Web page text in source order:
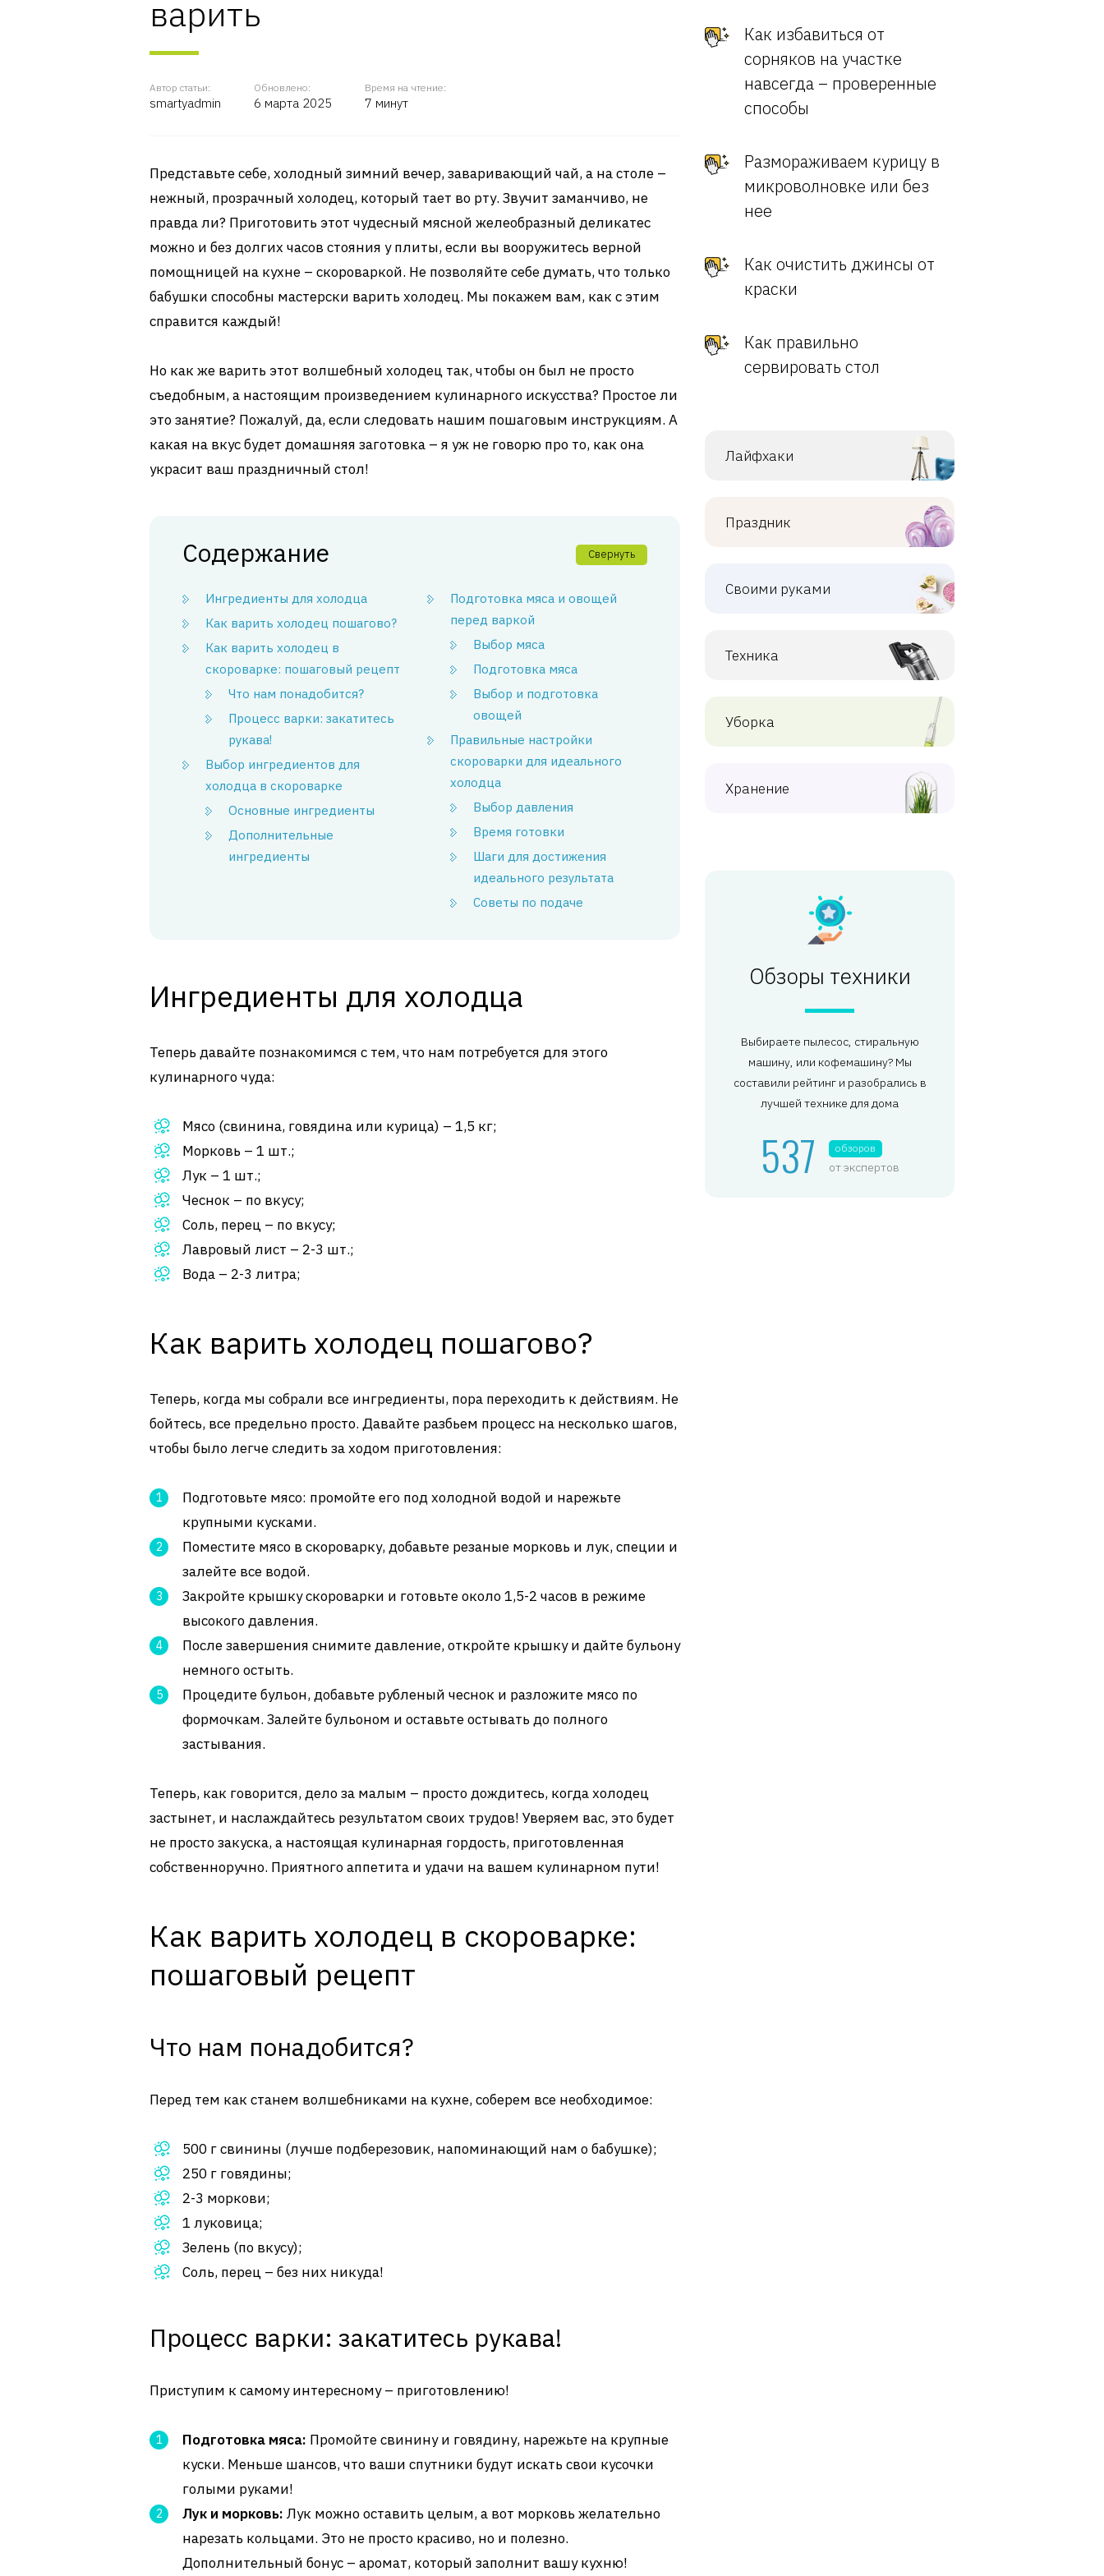
варить
Автор статьи:
smartyadmin
Обновлено:
6 марта 2025
Время на чтение:
7 минут
Представьте себе, холодный зимний вечер, заваривающий чай, а на столе –
нежный, прозрачный холодец, который тает во рту. Звучит заманчиво, не
правда ли? Приготовить этот чудесный мясной желеобразный деликатес
можно и без долгих часов стояния у плиты, если вы вооружитесь верной
помощницей на кухне – скороваркой. Не позволяйте себе думать, что только
бабушки способны мастерски варить холодец. Мы покажем вам, как с этим
справится каждый!
Но как же варить этот волшебный холодец так, чтобы он был не просто
съедобным, а настоящим произведением кулинарного искусства? Простое ли
это занятие? Пожалуй, да, если следовать нашим пошаговым инструкциям. А
какая на вкус будет домашняя заготовка – я уж не говорю про то, как она
украсит ваш праздничный стол!
Содержание Свернуть
Ингредиенты для холодца
Как варить холодец пошагово?
Как варить холодец в
скороварке: пошаговый рецепт
Что нам понадобится?
Процесс варки: закатитесь
рукава!
Выбор ингредиентов для
холодца в скороварке
Основные ингредиенты
Дополнительные
ингредиенты
Подготовка мяса и овощей
перед варкой
Выбор мяса
Подготовка мяса
Выбор и подготовка
овощей
Правильные настройки
скороварки для идеального
холодца
Выбор давления
Время готовки
Шаги для достижения
идеального результата
Советы по подаче
Ингредиенты для холодца
Теперь давайте познакомимся с тем, что нам потребуется для этого
кулинарного чуда:
Мясо (свинина, говядина или курица) – 1,5 кг;
Морковь – 1 шт.;
Лук – 1 шт.;
Чеснок – по вкусу;
Соль, перец – по вкусу;
Лавровый лист – 2-3 шт.;
Вода – 2-3 литра;
Как варить холодец пошагово?
Теперь, когда мы собрали все ингредиенты, пора переходить к действиям. Не
бойтесь, все предельно просто. Давайте разбьем процесс на несколько шагов,
чтобы было легче следить за ходом приготовления:
Подготовьте мясо: промойте его под холодной водой и нарежьте
крупными кусками.
Поместите мясо в скороварку, добавьте резаные морковь и лук, специи и
залейте все водой.
Закройте крышку скороварки и готовьте около 1,5-2 часов в режиме
высокого давления.
После завершения снимите давление, откройте крышку и дайте бульону
немного остыть.
Процедите бульон, добавьте рубленый чеснок и разложите мясо по
формочкам. Залейте бульоном и оставьте остывать до полного
застывания.
Теперь, как говорится, дело за малым – просто дождитесь, когда холодец
застынет, и наслаждайтесь результатом своих трудов! Уверяем вас, это будет
не просто закуска, а настоящая кулинарная гордость, приготовленная
собственноручно. Приятного аппетита и удачи на вашем кулинарном пути!
Как варить холодец в скороварке:
пошаговый рецепт
Что нам понадобится?
Перед тем как станем волшебниками на кухне, соберем все необходимое:
500 г свинины (лучше подберезовик, напоминающий нам о бабушке);
250 г говядины;
2-3 моркови;
1 луковица;
Зелень (по вкусу);
Соль, перец – без них никуда!
Процесс варки: закатитесь рукава!
Приступим к самому интересному – приготовлению!
Подготовка мяса: Промойте свинину и говядину, нарежьте на крупные
куски. Меньше шансов, что ваши спутники будут искать свои кусочки
голыми руками!
Лук и морковь: Лук можно оставить целым, а вот морковь желательно
нарезать кольцами. Это не просто красиво, но и полезно.
Дополнительный бонус – аромат, который заполнит вашу кухню!
Как избавиться от
сорняков на участке
навсегда – проверенные
способы
Размораживаем курицу в
микроволновке или без
нее
Как очистить джинсы от
краски
Как правильно
сервировать стол
Лайфхаки
Праздник
Своими руками
Техника
Уборка
Хранение
Обзоры техники
Выбираете пылесос, стиральную
машину, или кофемашину? Мы
составили рейтинг и разобрались в
лучшей технике для дома
537 обзоров
от экспертов